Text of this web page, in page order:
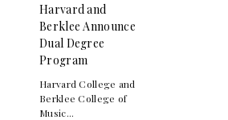
Harvard and
Berklee Announce
Dual Degree
Program
Harvard College and
Berklee College of
Music...